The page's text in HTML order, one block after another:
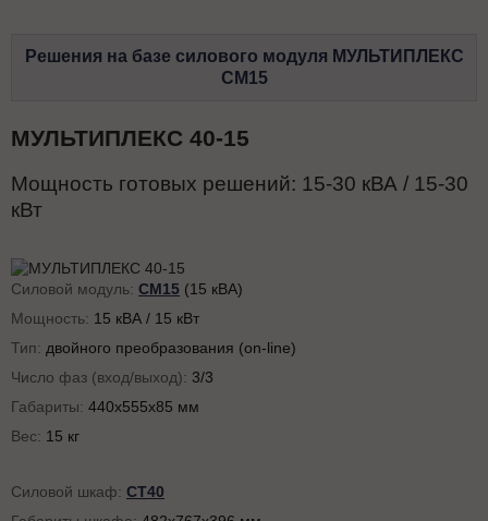
Решения на базе силового модуля МУЛЬТИПЛЕКС
СМ15
МУЛЬТИПЛЕКС 40-15
Мощность готовых решений: 15-30 кВА / 15-30
кВт
Силовой модуль: СМ15 (15 кВА)
Мощность: 15 кВА / 15 кВт
Тип: двойного преобразования (on-line)
Число фаз (вход/выход): 3/3
Габариты: 440x555x85 мм
Вес: 15 кг
Силовой шкаф: СТ40